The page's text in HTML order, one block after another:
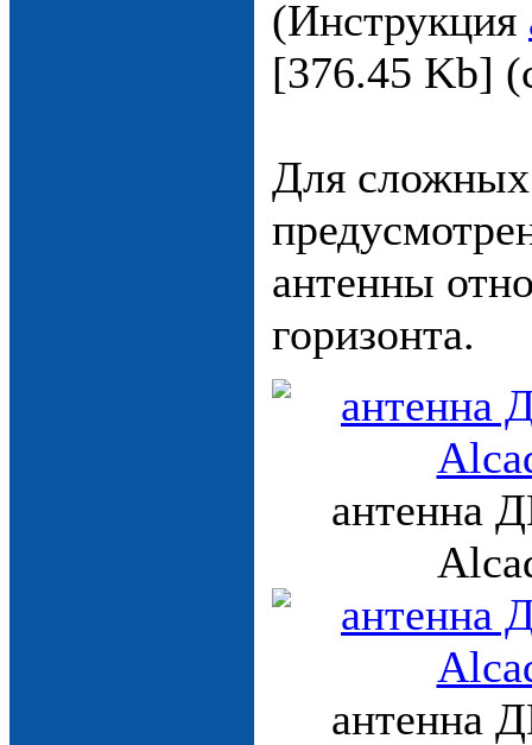
(Инструкция
[376.45 Kb]
Для
антенны
горизонта.
антенна
антенна